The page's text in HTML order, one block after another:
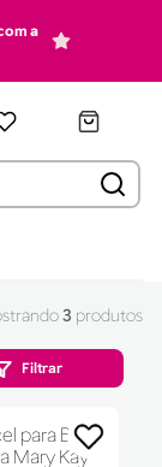
a
3 produtos
Filtrar